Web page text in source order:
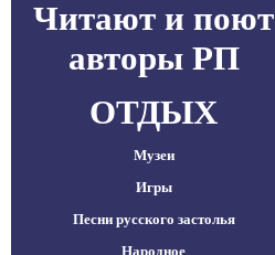
Читают и поют
авторы РП
ОТДЫХ
Музеи
Игры
Песни русского застолья
Народное